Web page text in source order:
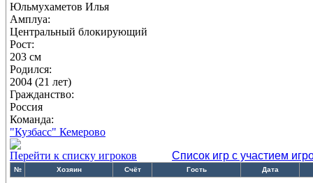
Юльмухаметов Илья
Амплуа:
Центральный блокирующий
Рост:
203 см
Родился:
2004 (21 лет)
Гражданство:
Россия
Команда:
"Кузбасс" Кемерово
Перейти к списку игроков
Список игр с участием
№ Хозяин Счёт Гость Дата